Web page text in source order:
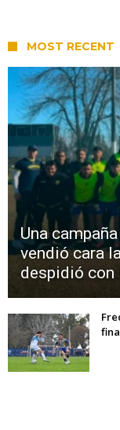
MOST RECENT
Una
vendió cara
despidió con